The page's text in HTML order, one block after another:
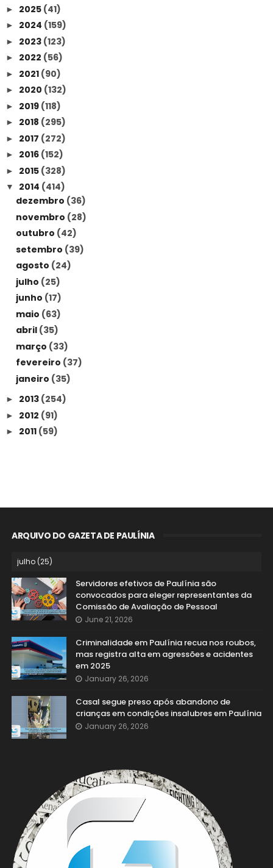
► 2025 (41)
► 2024 (159)
► 2023 (123)
► 2022 (56)
► 2021 (90)
► 2020 (132)
► 2019 (118)
► 2018 (295)
► 2017 (272)
► 2016 (152)
► 2015 (328)
▼ 2014 (414)
dezembro (36)
novembro (28)
outubro (42)
setembro (39)
agosto (24)
julho (25)
junho (17)
maio (63)
abril (35)
março (33)
fevereiro (37)
janeiro (35)
► 2013 (254)
► 2012 (91)
► 2011 (59)
ARQUIVO DO GAZETA DE PAULÍNIA
Servidores efetivos de Paulínia são
convocados para eleger representantes da
Comissão de Avaliação de Pessoal
June 21, 2026
Criminalidade em Paulínia recua nos roubos,
mas registra alta em agressões e acidentes
em 2025
January 26, 2026
Casal segue preso após abandono de
crianças em condições insalubres em Paulínia
January 26, 2026